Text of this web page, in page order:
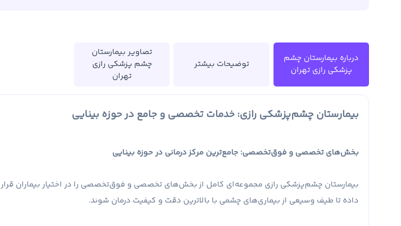
درباره بیمارستان چشم‌
پزشکی رازی تهران
توضیحات بیشتر
تصاویر بیمارستان
چشم‌ پزشکی رازی
تهران
بیمارستان چشم‌پزشکی رازی: خدمات تخصصی و جامع در حوزه بینایی
بخش‌های تخصصی و فوق‌تخصصی: جامع‌ترین مرکز درمانی در حوزه بینایی
بیمارستان چشم‌پزشکی رازی مجموعه‌ای کامل از بخش‌های تخصصی و فوق‌تخصصی را در اختیار بیماران قرار
داده تا طیف وسیعی از بیماری‌های چشمی با بالاترین دقت و کیفیت درمان شوند.